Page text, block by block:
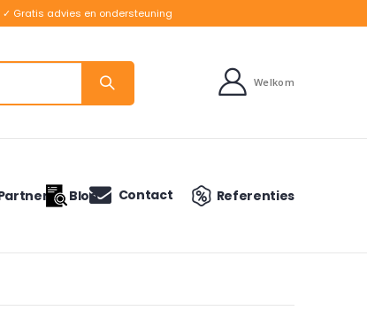
✓ Gratis advies en ondersteuning
Welkom
Blog Contact Referenties